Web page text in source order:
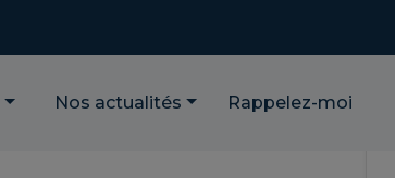
Nos actualités Rappelez-moi